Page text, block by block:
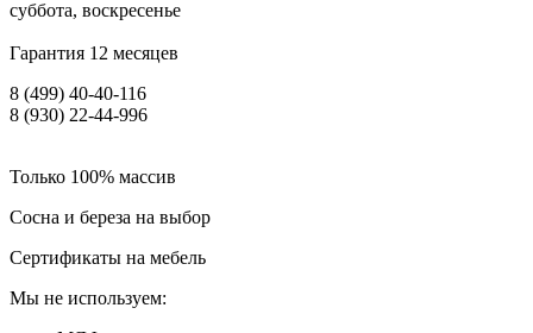
суббота, воскресенье
Гарантия 12 месяцев
8 (499) 40-40-116
8 (930) 22-44-996
Только 100% массив
Сосна и береза на выбор
Сертификаты на мебель
Мы не используем: